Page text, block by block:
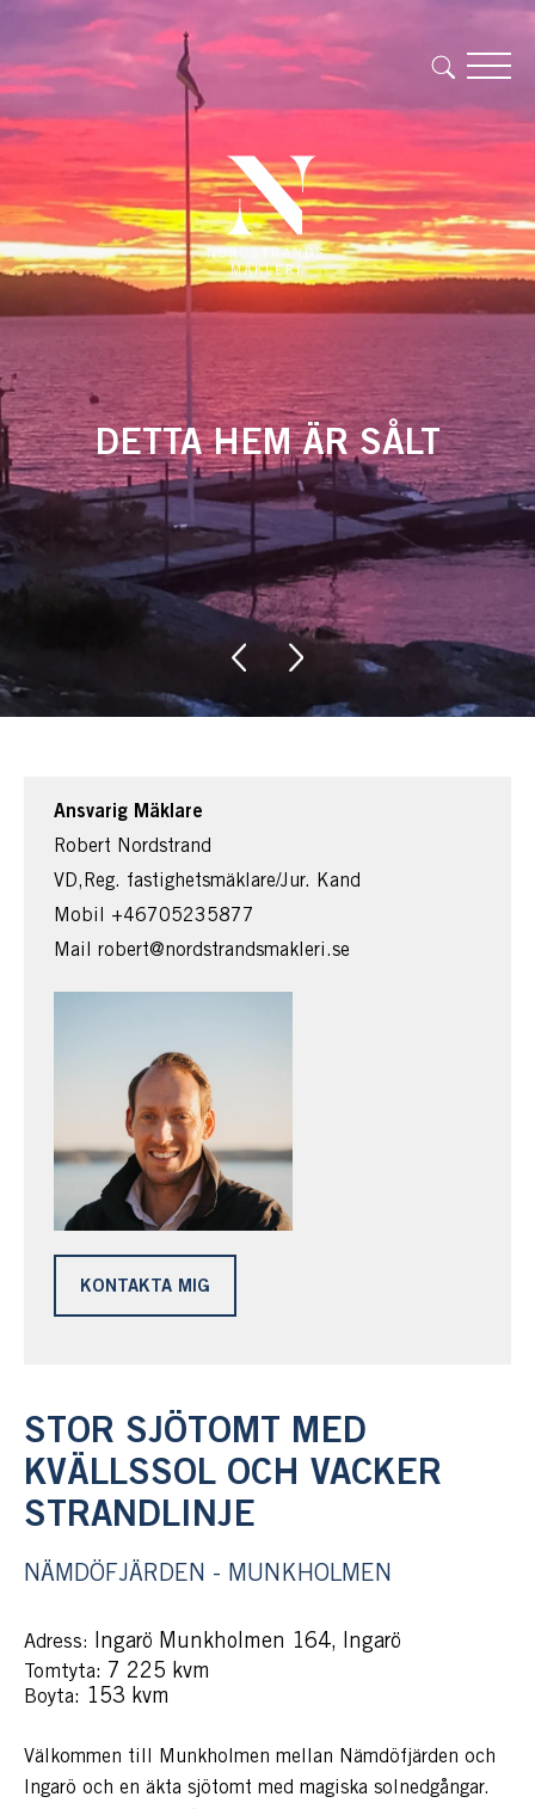
DETTA HEM ÄR SÅLT
STOR SJÖTOMT MED
KVÄLLSSOL OCH VACKER
STRANDLINJE
NÄMDÖFJÄRDEN - MUNKHOLMEN
Adress: Ingarö Munkholmen 164, Ingarö
Tomtyta: 7 225 kvm
Boyta: 153 kvm
Välkommen till Munkholmen mellan Nämdöfjärden och
Ingarö och en äkta sjötomt med magiska solnedgångar.
KONTAKTA MIG
Ansvarig Mäklare
Robert Nordstrand
VD,Reg. fastighetsmäklare/Jur. Kand
Mobil +46705235877
Mail robert@nordstrandsmakleri.se